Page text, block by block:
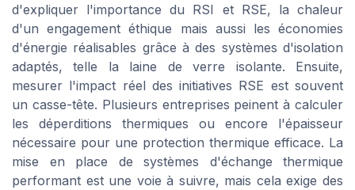
d'expliquer l'importance du RSI et RSE, la chaleur
d'un engagement éthique mais aussi les économies
d'énergie réalisables grâce à des systèmes d'isolation
adaptés, telle la laine de verre isolante. Ensuite,
mesurer l'impact réel des initiatives RSE est souvent
un casse-tête. Plusieurs entreprises peinent à calculer
les déperditions thermiques ou encore l'épaisseur
nécessaire pour une protection thermique efficace. La
mise en place de systèmes d'échange thermique
performant est une voie à suivre, mais cela exige des